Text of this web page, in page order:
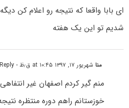
ای بابا واقعا که نتیجه رو اعلام کن
شدیم تو این یک هفته
مناشهریور ۱۷, ۱۳۹۷ at ۱۰:۴۵ ق٫ظ - Reply
منم گیر کردم اصفهان غیر
خوزستانم راهم دوره منتظره